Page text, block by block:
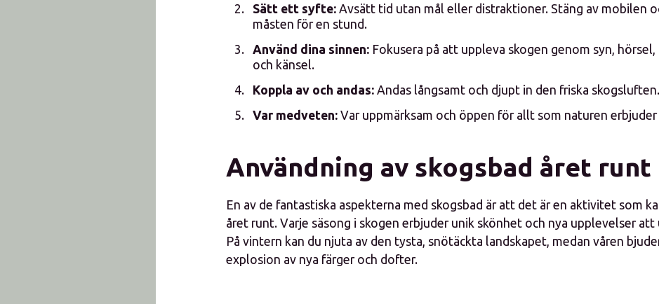
Sätt ett syfte: Avsätt tid utan mål eller distraktioner. Stäng av mobilen
måsten för en stund.
Använd dina sinnen: Fokusera på att uppleva skogen genom syn, hörsel,
och känsel.
Koppla av och andas: Andas långsamt och djupt in den friska skogsluften.
Var medveten: Var uppmärksam och öppen för allt som naturen
Användning av skogsbad året runt
En av de fantastiska aspekterna med skogsbad är att det är en aktivitet som
året runt. Varje säsong i skogen erbjuder unik skönhet och nya upplevelser att
På vintern kan du njuta av den tysta, snötäckta landskapet, medan våren
explosion av nya färger och dofter.